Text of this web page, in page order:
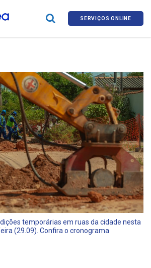
SERVIÇOS ONLINE
temporárias em ruas da cidade nesta
(29.09). Confira o cronograma